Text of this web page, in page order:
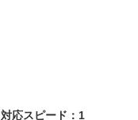
対応スピード：1